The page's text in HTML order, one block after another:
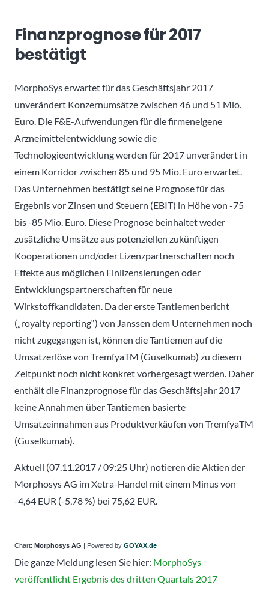
Finanzprognose für 2017
bestätigt
MorphoSys erwartet für das Geschäftsjahr 2017
unverändert Konzernumsätze zwischen 46 und 51 Mio.
Euro. Die F&E-Aufwendungen für die firmeneigene
Arzneimittelentwicklung sowie die
Technologieentwicklung werden für 2017 unverändert in
einem Korridor zwischen 85 und 95 Mio. Euro erwartet.
Das Unternehmen bestätigt seine Prognose für das
Ergebnis vor Zinsen und Steuern (EBIT) in Höhe von -75
bis -85 Mio. Euro. Diese Prognose beinhaltet weder
zusätzliche Umsätze aus potenziellen zukünftigen
Kooperationen und/oder Lizenzpartnerschaften noch
Effekte aus möglichen Einlizensierungen oder
Entwicklungspartnerschaften für neue
Wirkstoffkandidaten. Da der erste Tantiemenbericht
(„royalty reporting“) von Janssen dem Unternehmen noch
nicht zugegangen ist, können die Tantiemen auf die
Umsatzerlöse von TremfyaTM (Guselkumab) zu diesem
Zeitpunkt noch nicht konkret vorhergesagt werden. Daher
enthält die Finanzprognose für das Geschäftsjahr 2017
keine Annahmen über Tantiemen basierte
Umsatzeinnahmen aus Produktverkäufen von TremfyaTM
(Guselkumab).
Aktuell (07.11.2017 / 09:25 Uhr) notieren die Aktien der
Morphosys AG im Xetra-Handel mit einem Minus von
-4,64 EUR (-5,78 %) bei 75,62 EUR.
Chart: Morphosys AG | Powered by GOYAX.de
Die ganze Meldung lesen Sie hier: MorphoSys
veröffentlicht Ergebnis des dritten Quartals 2017